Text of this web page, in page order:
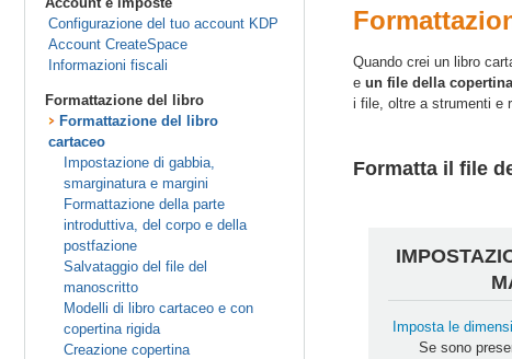
Configurazione del tuo account KDP
Account CreateSpace
Informazioni fiscali
Formattazione del libro
Formattazione del libro
cartaceo
Impostazione di gabbia,
smarginatura e margini
Formattazione della parte
introduttiva, del corpo e della
postfazione
Salvataggio del file del
manoscritto
Modelli di libro cartaceo e con
copertina rigida
Creazione copertina
Quando crei un libro
e un file della copertina
i file, oltre a strumenti e
Formatta il file
Imposta le
Se sono